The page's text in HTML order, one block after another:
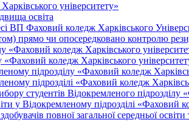
університету»
освіта
ВП Фаховий коледж Харківського
прямо чи опосередковано контролю
«Фаховий коледж Харківського
коледж Харківського
підрозділу «Фаховий коледж
підрозділі «Фаховий коледж
студентів Відокремленого підрозділу
у Відокремленому підрозділі «Фаховий
повної загальної середньої